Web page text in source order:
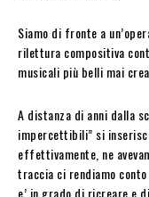
Siamo di fronte a
rilettura compositiva
musicali più belli mai
A distanza di anni dalla
impercettibili” si
effettivamente, ne
traccia ci rendiamo
e’ in grado di ricreare e